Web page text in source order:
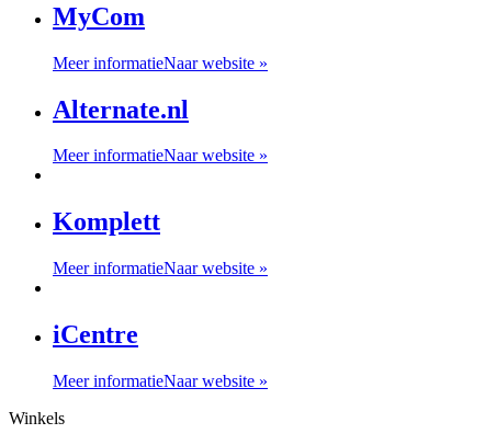
MyCom
Meer informatieNaar website »
Alternate.nl
Meer informatieNaar website »
Komplett
Meer informatieNaar website »
iCentre
Meer informatieNaar website »
Winkels